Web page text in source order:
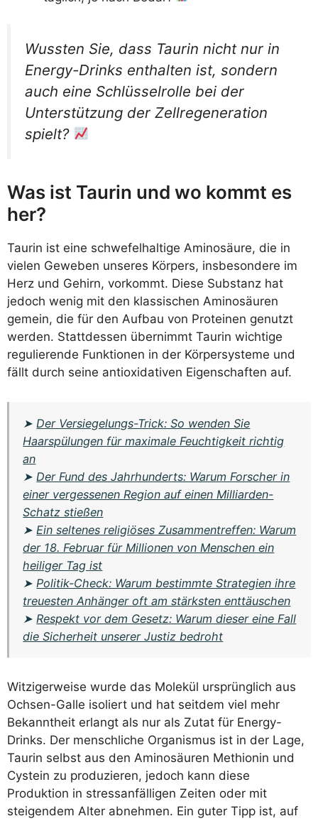
Wussten Sie, dass Taurin nicht nur in
Energy-Drinks enthalten ist, sondern
auch eine Schlüsselrolle bei der
Unterstützung der Zellregeneration
spielt?
Was ist Taurin und wo kommt es
her?
Taurin ist eine schwefelhaltige Aminosäure, die in
vielen Geweben unseres Körpers, insbesondere im
Herz und Gehirn, vorkommt. Diese Substanz hat
jedoch wenig mit den klassischen Aminosäuren
gemein, die für den Aufbau von Proteinen genutzt
werden. Stattdessen übernimmt Taurin wichtige
regulierende Funktionen in der Körpersysteme und
fällt durch seine antioxidativen Eigenschaften auf.
➤ Der Versiegelungs-Trick: So wenden Sie
Haarspülungen für maximale Feuchtigkeit richtig
an
➤ Der Fund des Jahrhunderts: Warum Forscher in
einer vergessenen Region auf einen Milliarden-
Schatz stießen
➤ Ein seltenes religiöses Zusammentreffen: Warum
der 18. Februar für Millionen von Menschen ein
heiliger Tag ist
➤ Politik-Check: Warum bestimmte Strategien ihre
treuesten Anhänger oft am stärksten enttäuschen
➤ Respekt vor dem Gesetz: Warum dieser eine Fall
die Sicherheit unserer Justiz bedroht
Witzigerweise wurde das Molekül ursprünglich aus
Ochsen-Galle isoliert und hat seitdem viel mehr
Bekanntheit erlangt als nur als Zutat für Energy-
Drinks. Der menschliche Organismus ist in der Lage,
Taurin selbst aus den Aminosäuren Methionin und
Cystein zu produzieren, jedoch kann diese
Produktion in stressanfälligen Zeiten oder mit
steigendem Alter abnehmen. Ein guter Tipp ist, auf